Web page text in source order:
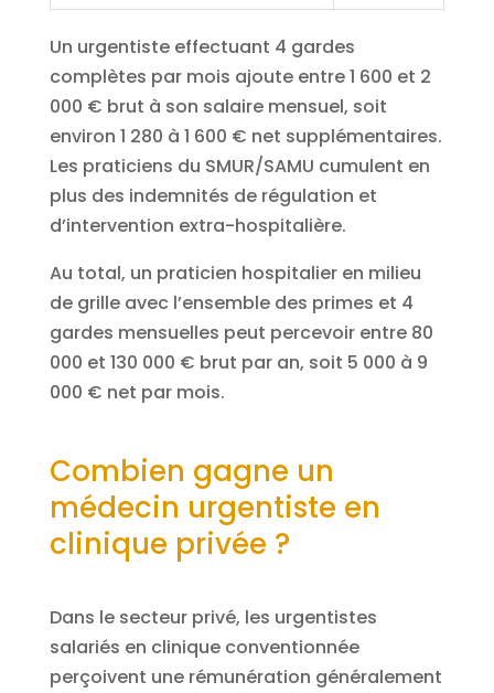
Un urgentiste effectuant 4 gardes
complètes par mois ajoute entre 1 600 et 2
000 € brut à son salaire mensuel, soit
environ 1 280 à 1 600 € net supplémentaires.
Les praticiens du SMUR/SAMU cumulent en
plus des indemnités de régulation et
d’intervention extra-hospitalière.
Au total, un praticien hospitalier en milieu
de grille avec l’ensemble des primes et 4
gardes mensuelles peut percevoir entre 80
000 et 130 000 € brut par an, soit 5 000 à 9
000 € net par mois.
Combien gagne un
médecin urgentiste en
clinique privée ?
Dans le secteur privé, les urgentistes
salariés en clinique conventionnée
perçoivent une rémunération généralement